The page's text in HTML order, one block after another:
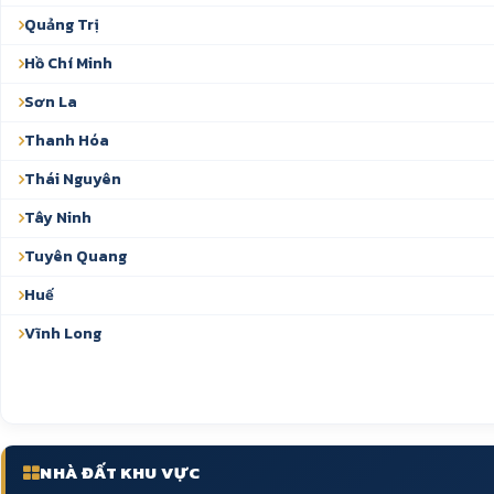
Quảng Trị
Hồ Chí Minh
Sơn La
Thanh Hóa
Thái Nguyên
Tây Ninh
Tuyên Quang
Huế
Vĩnh Long
NHÀ ĐẤT KHU VỰC